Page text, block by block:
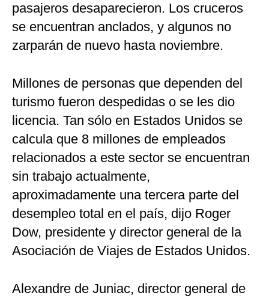
pasajeros desaparecieron. Los cruceros
se encuentran anclados, y algunos no
zarparán de nuevo hasta noviembre.
Millones de personas que dependen del
turismo fueron despedidas o se les dio
licencia. Tan sólo en Estados Unidos se
calcula que 8 millones de empleados
relacionados a este sector se encuentran
sin trabajo actualmente,
aproximadamente una tercera parte del
desempleo total en el país, dijo Roger
Dow, presidente y director general de la
Asociación de Viajes de Estados Unidos.
Alexandre de Juniac, director general de